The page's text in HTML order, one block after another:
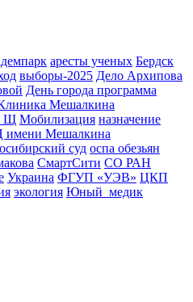
аресты ученых Бердск
выборы-2025 Дело Архипова
День города программа
Мешалкина
Щ Мобилизация назначение
Мешалкина
суд оспа обезьян
СмартСити СО РАН
Украина ФГУП «УЭВ» ЦКП
экология Юный_медик